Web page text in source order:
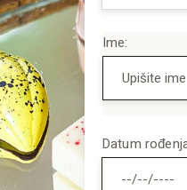
Ime:
Datum